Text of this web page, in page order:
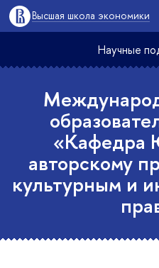
Высшая школа экономики
Научные
авторскому
культурным и